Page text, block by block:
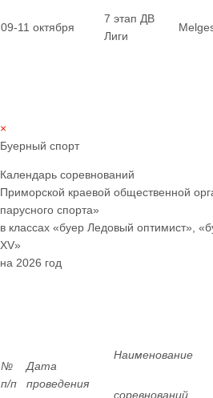
09-11 октября
7 этап ДВ
Лиги
×
Буерный спорт
Календарь соревнований
Приморской краевой общественной
парусного спорта»
в классах «буер Ледовый оптимист»,
XV»
на 2026 год
№
п/п
Дата
проведения
Наименование
соревнований